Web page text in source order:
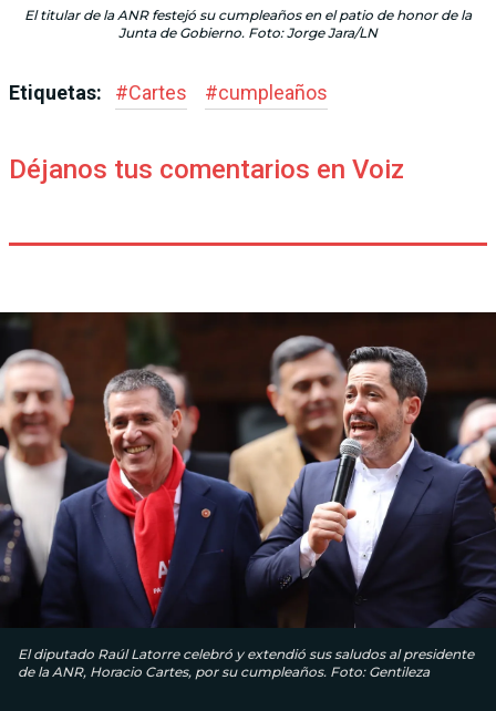
El titular de la ANR festejó su cumpleaños en el patio de honor de la
Junta de Gobierno. Foto: Jorge Jara/LN
Etiquetas: #Cartes #cumpleaños
Déjanos tus comentarios en Voiz
El diputado Raúl Latorre celebró y extendió sus saludos al presidente
de la ANR, Horacio Cartes, por su cumpleaños. Foto: Gentileza